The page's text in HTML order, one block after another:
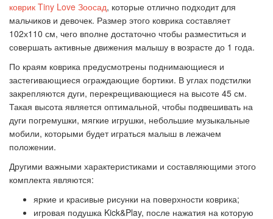
коврик Tiny Love Зоосад, которые отлично подходит для
мальчиков и девочек. Размер этого коврика составляет
102х110 см, чего вполне достаточно чтобы разместиться и
совершать активные движения малышу в возрасте до 1 года.
По краям коврика предусмотрены поднимающиеся и
застегивающиеся ограждающие бортики. В углах подстилки
закрепляются дуги, перекрещивающиеся на высоте 45 см.
Такая высота является оптимальной, чтобы подвешивать на
дуги погремушки, мягкие игрушки, небольшие музыкальные
мобили, которыми будет играться малыш в лежачем
положении.
Другими важными характеристиками и составляющими этого
комплекта являются:
яркие и красивые рисунки на поверхности коврика;
игровая подушка Kick&Play, после нажатия на которую